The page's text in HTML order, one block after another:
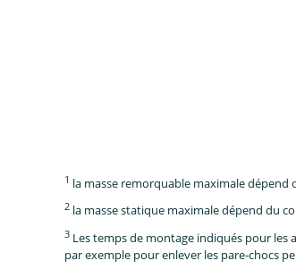
1 la masse remorquable maximale dépend
2 la masse statique maximale dépend du
3 Les temps de montage indiqués pour
par exemple pour enlever les pare-chocs